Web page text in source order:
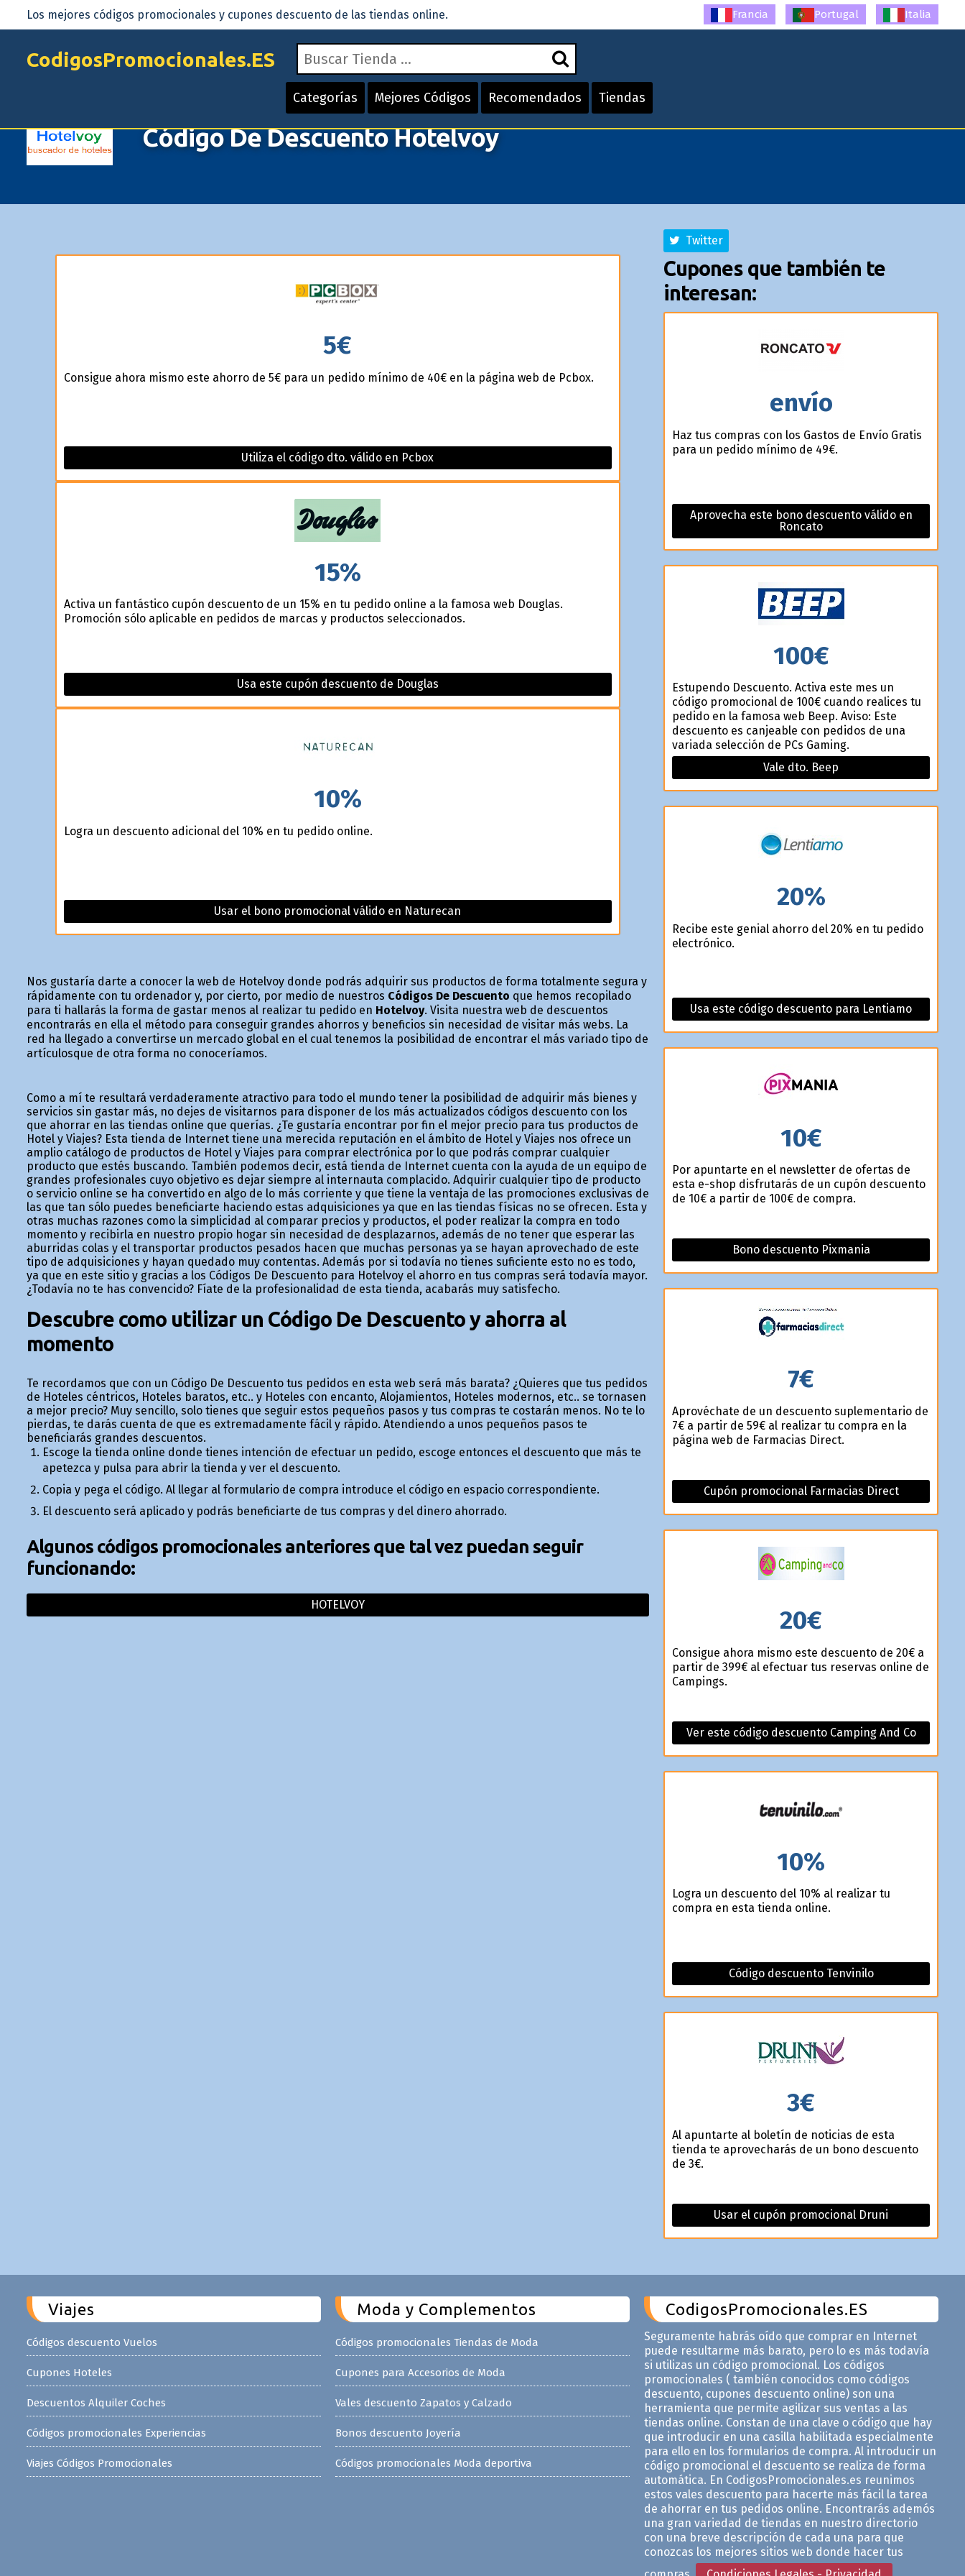
CodigosPromocionales.ES
Categorías Mejores Códigos Recomendados Tiendas
Los mejores códigos promocionales y cupones descuento de las tiendas online. Francia Portugal Italia
Código De Descuento Hotelvoy
5€
Consigue ahora mismo este ahorro de 5€ para un pedido mínimo de 40€ en la página web de Pcbox.
Utiliza el código dto. válido en Pcbox
15%
Activa un fantástico cupón descuento de un 15% en tu pedido online a la famosa web Douglas.
Promoción sólo aplicable en pedidos de marcas y productos seleccionados.
Usa este cupón descuento de Douglas
10%
Logra un descuento adicional del 10% en tu pedido online.
Usar el bono promocional válido en Naturecan
Nos gustaría darte a conocer la web de Hotelvoy donde podrás adquirir sus productos de forma totalmente segura y
rápidamente con tu ordenador y, por cierto, por medio de nuestros Códigos De Descuento que hemos recopilado
para ti hallarás la forma de gastar menos al realizar tu pedido en Hotelvoy. Visita nuestra web de descuentos
encontrarás en ella el método para conseguir grandes ahorros y beneficios sin necesidad de visitar más webs. La
red ha llegado a convertirse un mercado global en el cual tenemos la posibilidad de encontrar el más variado tipo de
artículosque de otra forma no conoceríamos.
Como a mí te resultará verdaderamente atractivo para todo el mundo tener la posibilidad de adquirir más bienes y
servicios sin gastar más, no dejes de visitarnos para disponer de los más actualizados códigos descuento con los
que ahorrar en las tiendas online que querías. ¿Te gustaría encontrar por fin el mejor precio para tus productos de
Hotel y Viajes? Esta tienda de Internet tiene una merecida reputación en el ámbito de Hotel y Viajes nos ofrece un
amplio catálogo de productos de Hotel y Viajes para comprar electrónica por lo que podrás comprar cualquier
producto que estés buscando. También podemos decir, está tienda de Internet cuenta con la ayuda de un equipo de
grandes profesionales cuyo objetivo es dejar siempre al internauta complacido. Adquirir cualquier tipo de producto
o servicio online se ha convertido en algo de lo más corriente y que tiene la ventaja de las promociones exclusivas de
las que tan sólo puedes beneficiarte haciendo estas adquisiciones ya que en las tiendas físicas no se ofrecen. Esta y
otras muchas razones como la simplicidad al comparar precios y productos, el poder realizar la compra en todo
momento y recibirla en nuestro propio hogar sin necesidad de desplazarnos, además de no tener que esperar las
aburridas colas y el transportar productos pesados hacen que muchas personas ya se hayan aprovechado de este
tipo de adquisiciones y hayan quedado muy contentas. Además por si todavía no tienes suficiente esto no es todo,
ya que en este sitio y gracias a los Códigos De Descuento para Hotelvoy el ahorro en tus compras será todavía mayor.
¿Todavía no te has convencido? Fíate de la profesionalidad de esta tienda, acabarás muy satisfecho.
Descubre como utilizar un Código De Descuento y ahorra al
momento
Te recordamos que con un Código De Descuento tus pedidos en esta web será más barata? ¿Quieres que tus pedidos
de Hoteles céntricos, Hoteles baratos, etc.. y Hoteles con encanto, Alojamientos, Hoteles modernos, etc.. se tornasen
a mejor precio? Muy sencillo, solo tienes que seguir estos pequeños pasos y tus compras te costarán menos. No te lo
pierdas, te darás cuenta de que es extremadamente fácil y rápido. Atendiendo a unos pequeños pasos te
beneficiarás grandes descuentos.
Escoge la tienda online donde tienes intención de efectuar un pedido, escoge entonces el descuento que más te
apetezca y pulsa para abrir la tienda y ver el descuento.
Copia y pega el código. Al llegar al formulario de compra introduce el código en espacio correspondiente.
El descuento será aplicado y podrás beneficiarte de tus compras y del dinero ahorrado.
Algunos códigos promocionales anteriores que tal vez puedan seguir
funcionando:
HOTELVOY
Twitter
Cupones que también te
interesan:
envío
Haz tus compras con los Gastos de Envío Gratis
para un pedido mínimo de 49€.
Aprovecha este bono descuento válido en
Roncato
100€
Estupendo Descuento. Activa este mes un
código promocional de 100€ cuando realices tu
pedido en la famosa web Beep. Aviso: Este
descuento es canjeable con pedidos de una
variada selección de PCs Gaming.
Vale dto. Beep
20%
Recibe este genial ahorro del 20% en tu pedido
electrónico.
Usa este código descuento para Lentiamo
10€
Por apuntarte en el newsletter de ofertas de
esta e-shop disfrutarás de un cupón descuento
de 10€ a partir de 100€ de compra.
Bono descuento Pixmania
7€
Aprovéchate de un descuento suplementario de
7€ a partir de 59€ al realizar tu compra en la
página web de Farmacias Direct.
Cupón promocional Farmacias Direct
20€
Consigue ahora mismo este descuento de 20€ a
partir de 399€ al efectuar tus reservas online de
Campings.
Ver este código descuento Camping And Co
10%
Logra un descuento del 10% al realizar tu
compra en esta tienda online.
Código descuento Tenvinilo
3€
Al apuntarte al boletín de noticias de esta
tienda te aprovecharás de un bono descuento
de 3€.
Usar el cupón promocional Druni
Viajes
Códigos descuento Vuelos
Cupones Hoteles
Descuentos Alquiler Coches
Códigos promocionales Experiencias
Viajes Códigos Promocionales
Moda y Complementos
Códigos promocionales Tiendas de Moda
Cupones para Accesorios de Moda
Vales descuento Zapatos y Calzado
Bonos descuento Joyería
Códigos promocionales Moda deportiva
CodigosPromocionales.ES
Seguramente habrás oído que comprar en Internet
puede resultarme más barato, pero lo es más todavía
si utilizas un código promocional. Los códigos
promocionales ( también conocidos como códigos
descuento, cupones descuento online) son una
herramienta que permite agilizar sus ventas a las
tiendas online. Constan de una clave o código que hay
que introducir en una casilla habilitada especialmente
para ello en los formularios de compra. Al introducir un
código promocional el descuento se realiza de forma
automática. En CodigosPromocionales.es reunimos
estos vales descuento para hacerte más fácil la tarea
de ahorrar en tus pedidos online. Encontrarás ademós
una gran variedad de tiendas en nuestro directorio
con una breve descripción de cada una para que
conozcas los mejores sitios web donde hacer tus